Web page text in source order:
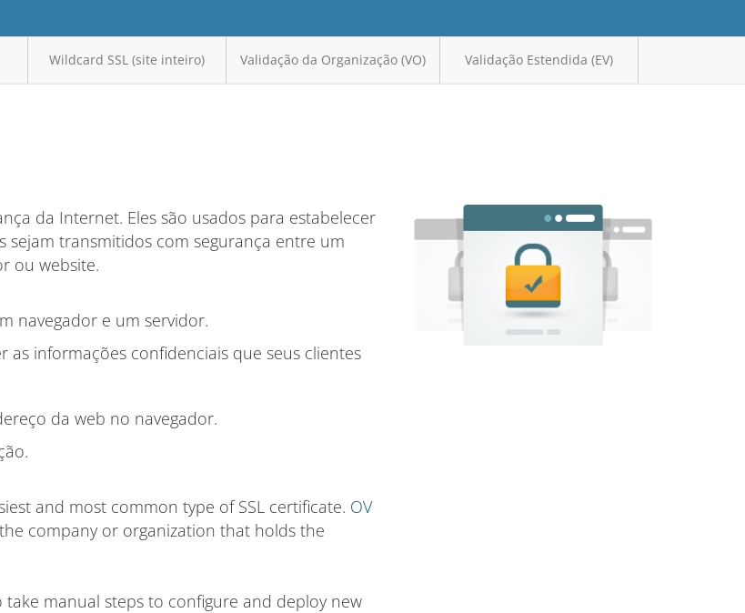
Wildcard SSL (site inteiro) Validação da Organização (VO) Validação Estendida (EV)
da Internet. Eles são usados ​​para estabelecer
transmitidos com segurança entre um
ou website.
navegador e um servidor.
informações confidenciais que seus clientes
da web no navegador.
and most common type of SSL certificate. OV
company or organization that holds the
manual steps to configure and deploy new